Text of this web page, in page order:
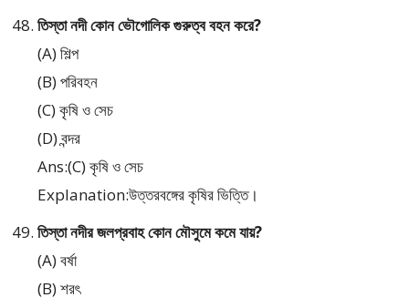
তিস্তা নদী কোন ভৌগোলিক গুরুত্ব বহন করে?
(A) শিল্প
(B) পরিবহন
(C) কৃষি ও সেচ
(D) বন্দর
Ans:(C) কৃষি ও সেচ
Explanation:উত্তরবঙ্গের কৃষির ভিত্তি।
তিস্তা নদীর জলপ্রবাহ কোন মৌসুমে কমে যায়?
(A) বর্ষা
(B) শরৎ